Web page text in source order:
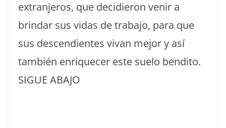
extranjeros, que decidieron venir a
brindar sus vidas de trabajo, para que
sus descendientes vivan mejor y así
también enriquecer este suelo bendito.
SIGUE ABAJO